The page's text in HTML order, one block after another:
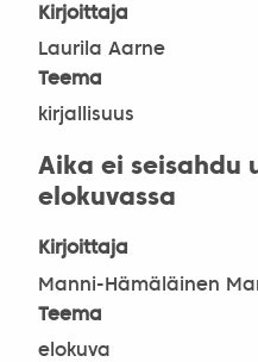
Kirjoittaja
Laurila Aarne
Teema
kirjallisuus
Aika ei seisahdu
elokuvassa
Kirjoittaja
Manni-Hämäläinen
Teema
elokuva